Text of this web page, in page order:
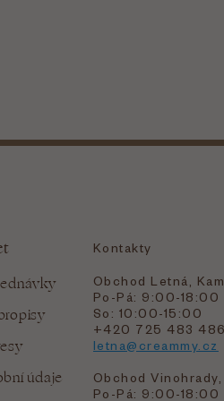
údaje
Kontakty
Obchod Letná,
Po-Pá: 9:00-18:00
So: 10:00-15:00
+420 725 483 486
letna@creammy.cz
Obchod
Po-Pá: 9:00-18:00